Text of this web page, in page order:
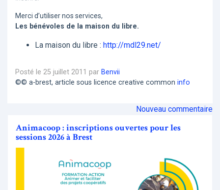
Merci d’utiliser nos services,
Les bénévoles de la maison du libre.
La maison du libre : http://mdl29.net/
Posté le 25 juillet 2011 par Benvii
©© a-brest, article sous licence creative common info
Nouveau commentaire
Animacoop : inscriptions ouvertes pour les
sessions 2026 à Brest